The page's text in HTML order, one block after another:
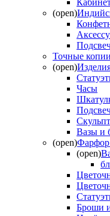
(open)
Точные
(open)
Часы
Вазы и
(open)Фарфор
(open)
Броши